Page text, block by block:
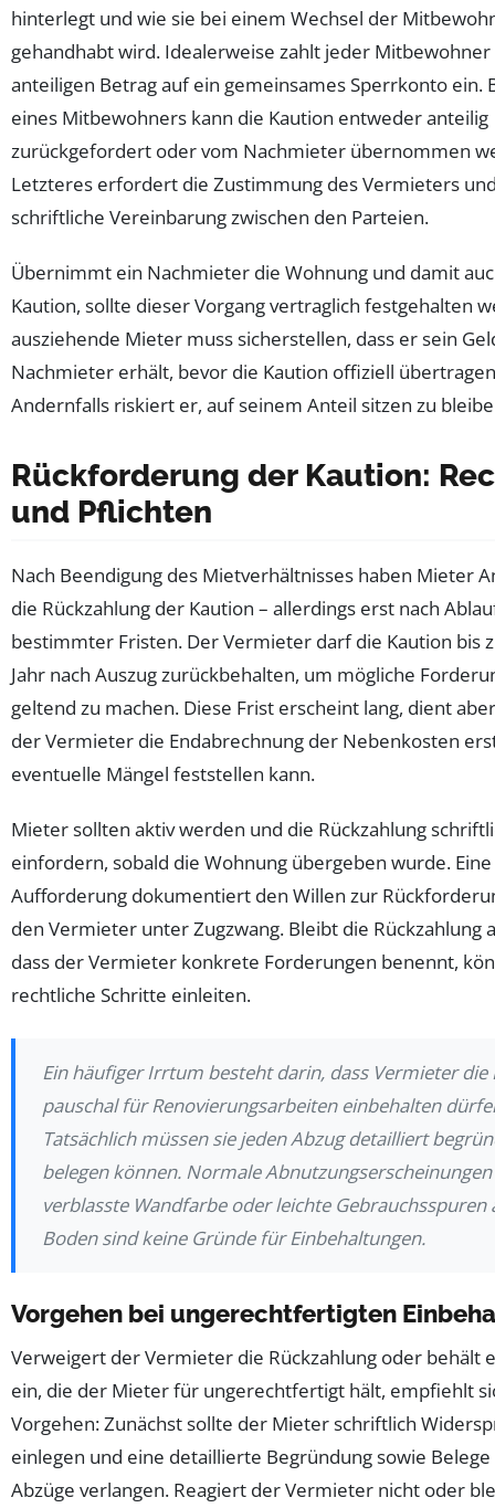
hinterlegt und wie sie bei einem Wechsel der
gehandhabt wird. Idealerweise zahlt jeder
anteiligen Betrag auf ein gemeinsames Sperrkonto ein.
eines Mitbewohners kann die Kaution entweder anteilig
zurückgefordert oder vom Nachmieter übernommen
Letzteres erfordert die Zustimmung des Vermieters
schriftliche Vereinbarung zwischen den Parteien.
Übernimmt ein Nachmieter die Wohnung und damit
Kaution, sollte dieser Vorgang vertraglich festgehalten
ausziehende Mieter muss sicherstellen, dass er sein
Nachmieter erhält, bevor die Kaution offiziell
Andernfalls riskiert er, auf seinem Anteil sitzen zu
Rückforderung der Kaution:
und Pflichten
Nach Beendigung des Mietverhältnisses haben Mieter
die Rückzahlung der Kaution – allerdings erst nach
bestimmter Fristen. Der Vermieter darf die Kaution bis
Jahr nach Auszug zurückbehalten, um mögliche
geltend zu machen. Diese Frist erscheint lang, dient
der Vermieter die Endabrechnung der Nebenkosten
eventuelle Mängel feststellen kann.
Mieter sollten aktiv werden und die Rückzahlung
einfordern, sobald die Wohnung übergeben wurde.
Aufforderung dokumentiert den Willen zur
den Vermieter unter Zugzwang. Bleibt die Rückzahlung
dass der Vermieter konkrete Forderungen benennt,
rechtliche Schritte einleiten.
Ein häufiger Irrtum besteht darin, dass Vermieter die
pauschal für Renovierungsarbeiten einbehalten
Tatsächlich müssen sie jeden Abzug detailliert
belegen können. Normale
verblasste Wandfarbe oder leichte Gebrauchsspuren
Boden sind keine Gründe für Einbehaltungen.
Vorgehen bei ungerechtfertigten
Verweigert der Vermieter die Rückzahlung oder behält
ein, die der Mieter für ungerechtfertigt hält, empfiehlt
Vorgehen: Zunächst sollte der Mieter schriftlich
einlegen und eine detaillierte Begründung sowie
Abzüge verlangen. Reagiert der Vermieter nicht oder